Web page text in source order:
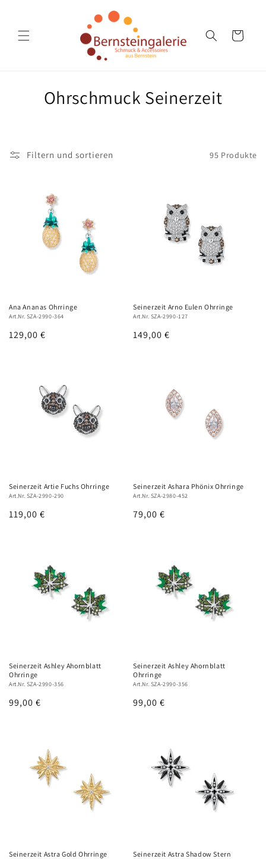
Warenkorb
K
g
o
r
:
Ohrschmuck Seinerzeit
Filtern und sortieren 95 Produkte
Ana Ananas Ohrringe
Art.Nr. SZA-2990-364
Normaler
129,00 €
Seinerzeit Arno Eulen Ohrringe
Art.Nr. SZA-2990-127
Normaler
149,00 €
Seinerzeit Artie Fuchs Ohrringe
Art.Nr. SZA-2990-290
Normaler
119,00 €
Seinerzeit Ashara Phönix Ohrringe
Art.Nr. SZA-2980-452
Normaler
79,00 €
Seinerzeit Ashley Ahornblatt
Ohrringe
Art.Nr. SZA-2990-356
Normaler
99,00 €
Seinerzeit Ashley Ahornblatt
Ohrringe
Art.Nr. SZA-2990-356
Normaler
99,00 €
Seinerzeit Astra Gold Ohrringe
Seinerzeit Astra Shadow Stern